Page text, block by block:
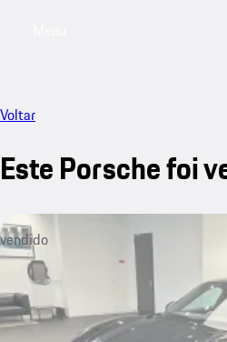
Voltar
Este Porsche foi
vendido